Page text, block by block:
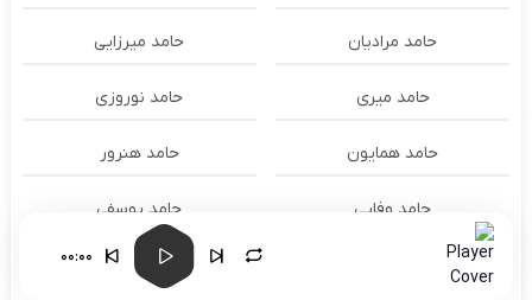
حامد مرادیان حامد میرزایی
حامد میری حامد نوروزی
حامد همایون حامد هنرور
حامد وفایی حامد یوسفی
حامیم 00:00